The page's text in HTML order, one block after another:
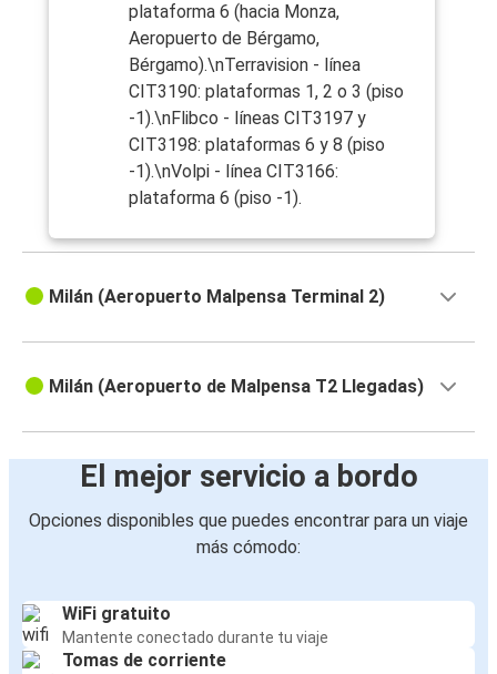
plataforma 6 (hacia Monza,
Aeropuerto de Bérgamo,
Bérgamo).\nTerravision - línea
CIT3190: plataformas 1, 2 o 3 (piso
-1).\nFlibco - líneas CIT3197 y
CIT3198: plataformas 6 y 8 (piso
-1).\nVolpi - línea CIT3166:
plataforma 6 (piso -1).
Milán (Aeropuerto Malpensa Terminal 2)
Milán (Aeropuerto de Malpensa T2 Llegadas)
El mejor servicio a bordo
Opciones disponibles que puedes encontrar para un viaje
más cómodo:
WiFi gratuito
Mantente conectado durante tu viaje
Tomas de corriente